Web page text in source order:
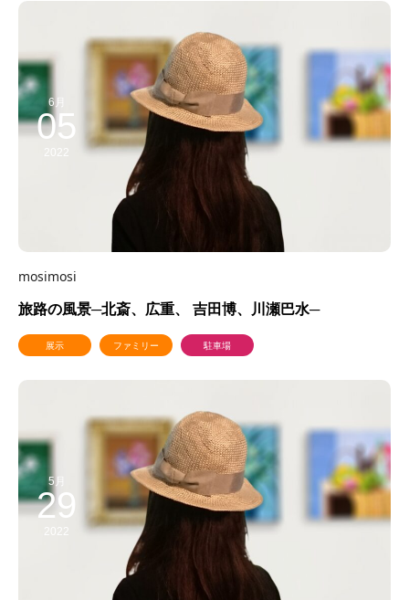
6月
05
2022
mosimosi
旅路の風景─北斎、広重、 吉田博、川瀬巴水─
展示 ファミリー 駐車場
5月
29
2022